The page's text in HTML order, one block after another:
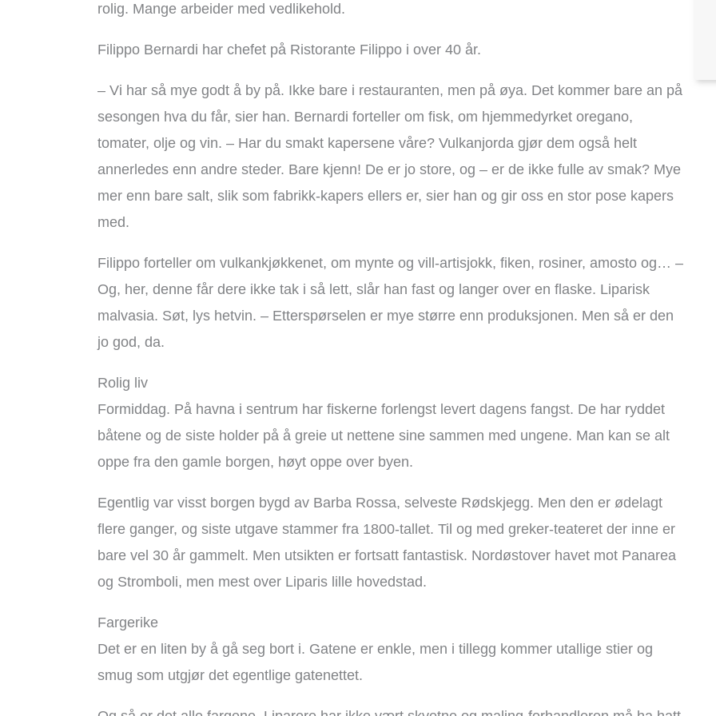
rolig. Mange arbeider med vedlikehold.
Filippo Bernardi har chefet på Ristorante Filippo i over 40 år.
– Vi har så mye godt å by på. Ikke bare i restauranten, men på øya. Det kommer bare an på
sesongen hva du får, sier han. Bernardi forteller om fisk, om hjemmedyrket oregano,
tomater, olje og vin. – Har du smakt kapersene våre? Vulkanjorda gjør dem også helt
annerledes enn andre steder. Bare kjenn! De er jo store, og – er de ikke fulle av smak? Mye
mer enn bare salt, slik som fabrikk-kapers ellers er, sier han og gir oss en stor pose kapers
med.
Filippo forteller om vulkankjøkkenet, om mynte og vill-artisjokk, fiken, rosiner, amosto og… –
Og, her, denne får dere ikke tak i så lett, slår han fast og langer over en flaske. Liparisk
malvasia. Søt, lys hetvin. – Etterspørselen er mye større enn produksjonen. Men så er den
jo god, da.
Rolig liv
Formiddag. På havna i sentrum har fiskerne forlengst levert dagens fangst. De har ryddet
båtene og de siste holder på å greie ut nettene sine sammen med ungene. Man kan se alt
oppe fra den gamle borgen, høyt oppe over byen.
Egentlig var visst borgen bygd av Barba Rossa, selveste Rødskjegg. Men den er ødelagt
flere ganger, og siste utgave stammer fra 1800-tallet. Til og med greker-teateret der inne er
bare vel 30 år gammelt. Men utsikten er fortsatt fantastisk. Nordøstover havet mot Panarea
og Stromboli, men mest over Liparis lille hovedstad.
Fargerike
Det er en liten by å gå seg bort i. Gatene er enkle, men i tillegg kommer utallige stier og
smug som utgjør det egentlige gatenettet.